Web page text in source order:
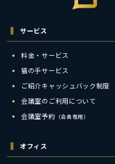
サービス
料金・サービス
猫の手サービス
ご紹介キャッシュバック制度
会議室のご利用について
会議室予約 （会員専用）
オフィス